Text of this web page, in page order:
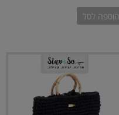
הוספה לסל